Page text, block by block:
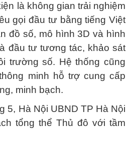
là không gian trải nghiệm
gọi đầu tư bằng tiếng Việt
đồ số, mô hình 3D và hình
đầu tư tương tác, khảo sát
trường số. Hệ thống cũng
minh hỗ trợ cung cấp
minh bạch.
5, Hà Nội UBND TP Hà Nội
tổng thể Thủ đô với tầm